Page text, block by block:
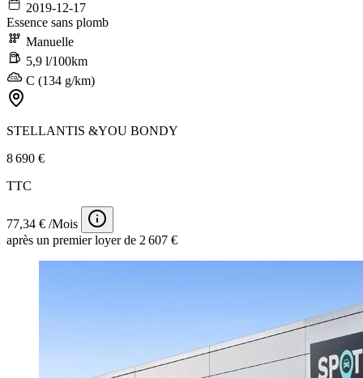
2019-12-17
Essence sans plomb
Manuelle
5,9 l/100km
C (134 g/km)
STELLANTIS &YOU BONDY
8 690 €
TTC
77,34 € /Mois
après un premier loyer de 2 607 €